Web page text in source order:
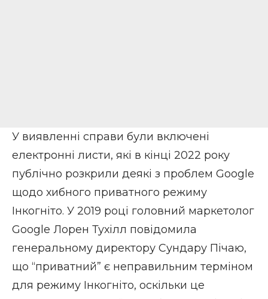
У виявленні справи були включені
електронні листи, які в кінці 2022 року
публічно розкрили деякі з проблем Google
щодо хибного приватного режиму
Інкогніто. У 2019 році головний маркетолог
Google Лорен Тухілл повідомила
генеральному директору Сундару Пічаю,
що “приватний” є неправильним терміном
для режиму Інкогніто, оскільки це